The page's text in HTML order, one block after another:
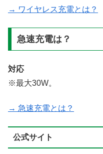
→ ワイヤレス充電とは？
急速充電は？
対応
※最大30W。
→ 急速充電とは？
公式サイト